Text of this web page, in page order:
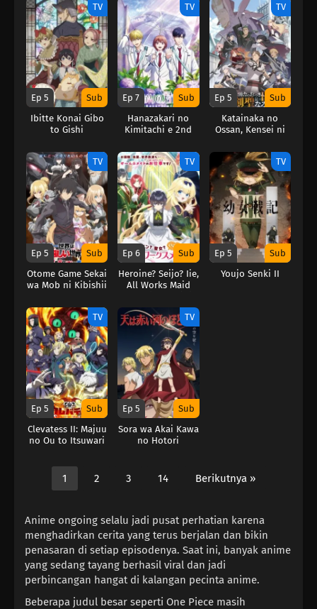
TV
Ep 5 Sub
Ibitte Konai Gibo
to Gishi
TV
Ep 7 Sub
Hanazakari no
Kimitachi e 2nd
TV
Ep 5 Sub
Katainaka no
Ossan, Kensei ni
TV
Ep 5 Sub
Otome Game Sekai
wa Mob ni Kibishii
TV
Ep 6 Sub
Heroine? Seijo? Iie,
All Works Maid
Heroine? Saint?
No, I’m an All-
Works Maid (And
Proud of It)! )
TV
Ep 5 Sub
Youjo Senki II
TV
Ep 5 Sub
Clevatess II: Majuu
no Ou to Itsuwari
TV
Ep 5 Sub
Sora wa Akai Kawa
no Hotori
1 2 3 14 Berikutnya »
Anime ongoing selalu jadi pusat perhatian karena
menghadirkan cerita yang terus berjalan dan bikin
penasaran di setiap episodenya. Saat ini, banyak anime
yang sedang tayang berhasil viral dan jadi
perbincangan hangat di kalangan pecinta anime.
Beberapa judul besar seperti One Piece masih